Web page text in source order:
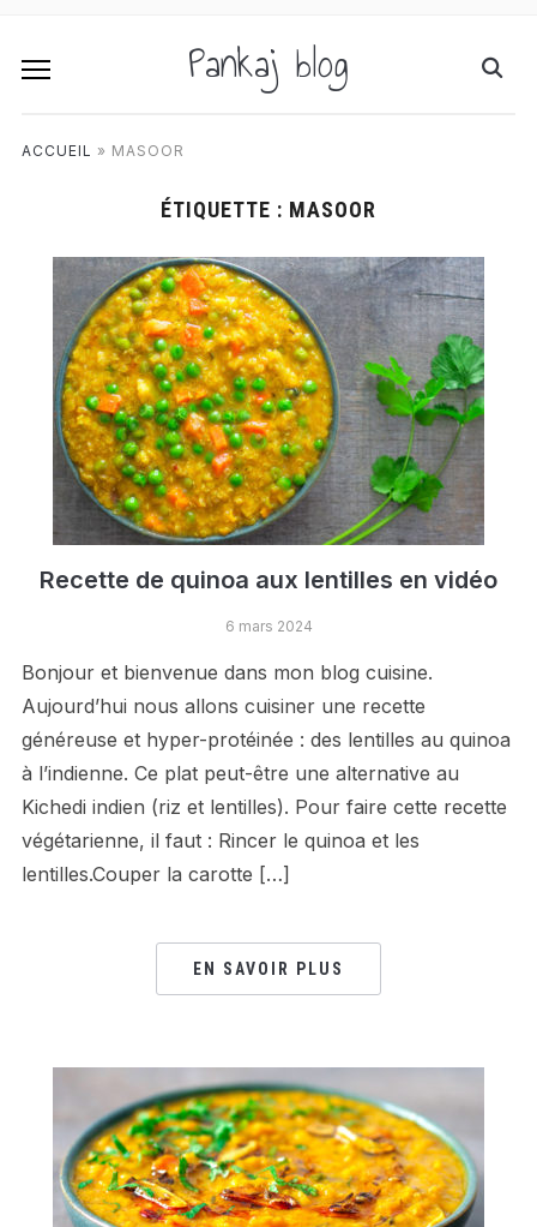
Pankaj blog
ACCUEIL » MASOOR
ÉTIQUETTE : MASOOR
Recette de quinoa aux lentilles en vidéo
6 mars 2024
Bonjour et bienvenue dans mon blog cuisine.
Aujourd’hui nous allons cuisiner une recette
généreuse et hyper-protéinée : des lentilles au quinoa
à l’indienne. Ce plat peut-être une alternative au
Kichedi indien (riz et lentilles). Pour faire cette recette
végétarienne, il faut : Rincer le quinoa et les
lentilles.Couper la carotte […]
EN SAVOIR PLUS